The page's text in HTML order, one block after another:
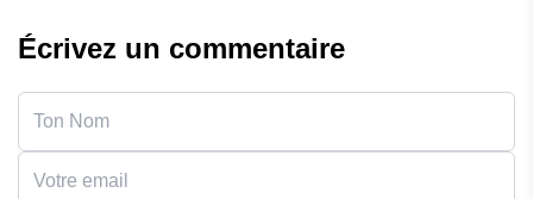
Écrivez un commentaire